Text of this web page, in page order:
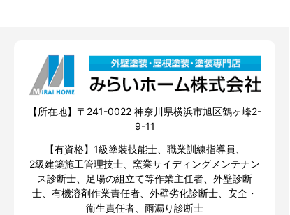
【所在地】〒241-0022 神奈川県横浜市旭区鶴ヶ峰2-
9-11
【有資格】1級塗装技能士、職業訓練指導員、
2級建築施工管理技士、窯業サイディングメンテナン
ス診断士、足場の組立て等作業主任者、外壁診断
士、有機溶剤作業責任者、外壁劣化診断士、安全・
衛生責任者、雨漏り診断士